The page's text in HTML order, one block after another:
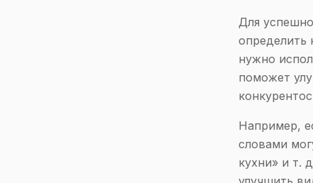
Для
определить
нужно
поможет
Например,
словами
кухни» и т.